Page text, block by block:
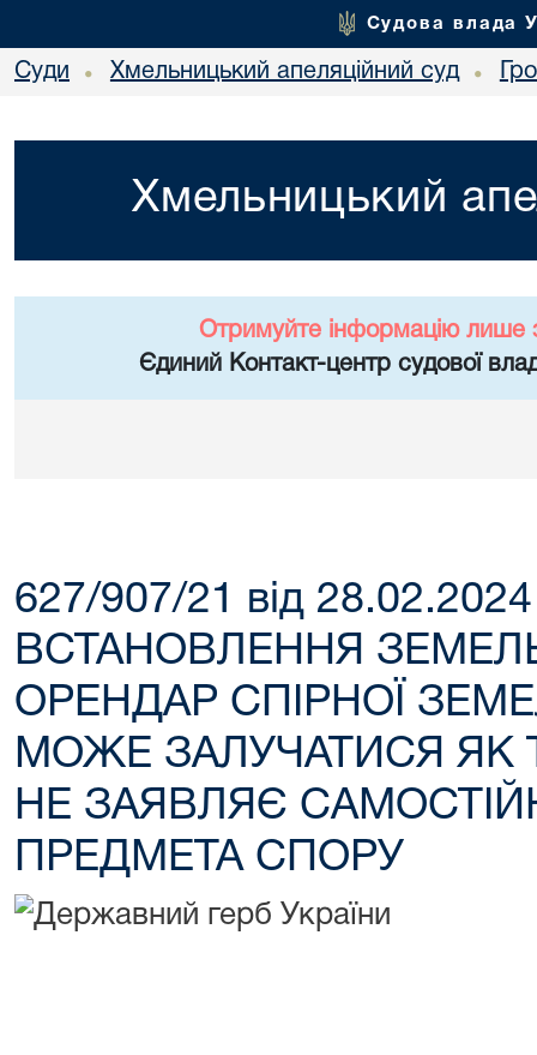
Судова влада
Суди • Хмельницький апеляційний суд •
Хмельницький
Отримуйте інформацію лише
Єдиний Контакт-центр судової
627/907/21 від
ВСТАНОВЛЕННЯ
ОРЕНДАР СПІРНОЇ
МОЖЕ ЗАЛУЧАТИСЯ ЯК
НЕ ЗАЯВЛЯЄ
ПРЕДМЕТА СПОРУ